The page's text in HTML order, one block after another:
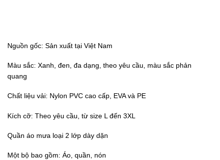
Nguồn gốc: Sản xuất tại Việt Nam
Màu sắc: Xanh, đen, đa dạng, theo yêu cầu, màu sắc phản
quang
Chất liệu vải: Nylon PVC cao cấp, EVA và PE
Kích cỡ: Theo yêu cầu, từ size L đến 3XL
Quần áo mưa loại 2 lớp dày dặn
Một bộ bao gồm: Áo, quần, nón